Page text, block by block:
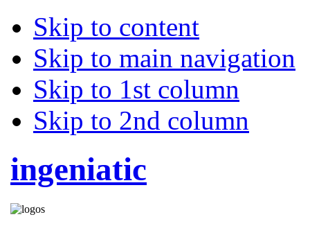
Skip to content
Skip to main navigation
Skip to 1st column
Skip to 2nd column
ingeniatic